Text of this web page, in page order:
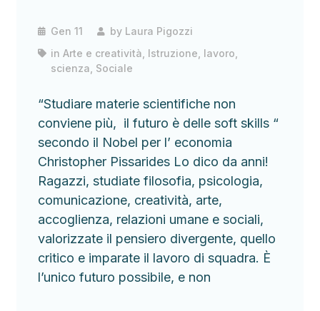
Gen 11 by Laura Pigozzi
inArte e creatività Istruzione lavoro
scienza Sociale
“Studiare materie scientifiche non
conviene più, il futuro è delle soft skills “
secondo il Nobel per l’ economia
Christopher Pissarides Lo dico da anni!
Ragazzi, studiate filosofia, psicologia,
comunicazione, creatività, arte,
accoglienza, relazioni umane e sociali,
valorizzate il pensiero divergente, quello
critico e imparate il lavoro di squadra. È
l’unico futuro possibile, e non